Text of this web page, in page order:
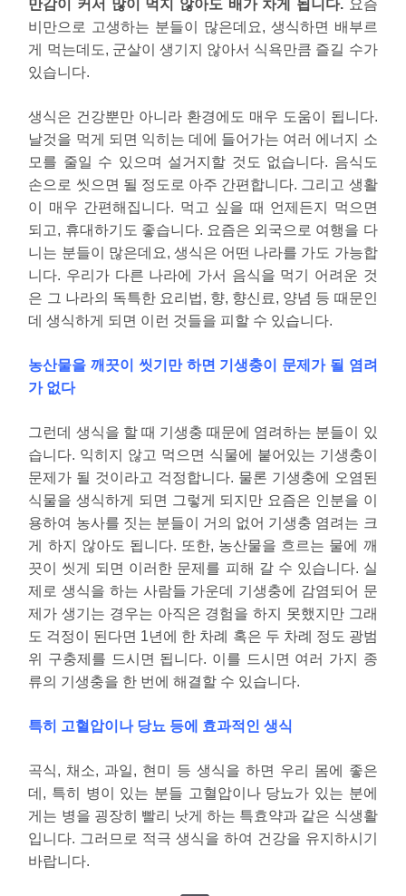
만감이 커서 많이 먹지 않아도 배가 차게 됩니다.요즘
비만으로 고생하는 분들이 많은데요, 생식하면 배부르
게 먹는데도, 군살이 생기지 않아서 식욕만큼 즐길 수가
있습니다.
생식은 건강뿐만 아니라 환경에도 매우 도움이 됩니다.
날것을 먹게 되면 익히는 데에 들어가는 여러 에너지 소
모를 줄일 수 있으며 설거지할 것도 없습니다. 음식도
손으로 씻으면 될 정도로 아주 간편합니다. 그리고 생활
이 매우 간편해집니다. 먹고 싶을 때 언제든지 먹으면
되고, 휴대하기도 좋습니다. 요즘은 외국으로 여행을 다
니는 분들이 많은데요, 생식은 어떤 나라를 가도 가능합
니다. 우리가 다른 나라에 가서 음식을 먹기 어려운 것
은 그 나라의 독특한 요리법, 향, 향신료, 양념 등 때문인
데 생식하게 되면 이런 것들을 피할 수 있습니다.
농산물을 깨끗이 씻기만 하면 기생충이 문제가 될 염려
가 없다
그런데 생식을 할 때 기생충 때문에 염려하는 분들이 있
습니다. 익히지 않고 먹으면 식물에 붙어있는 기생충이
문제가 될 것이라고 걱정합니다. 물론 기생충에 오염된
식물을 생식하게 되면 그렇게 되지만 요즘은 인분을 이
용하여 농사를 짓는 분들이 거의 없어 기생충 염려는 크
게 하지 않아도 됩니다. 또한, 농산물을 흐르는 물에 깨
끗이 씻게 되면 이러한 문제를 피해 갈 수 있습니다. 실
제로 생식을 하는 사람들 가운데 기생충에 감염되어 문
제가 생기는 경우는 아직은 경험을 하지 못했지만 그래
도 걱정이 된다면 1년에 한 차례 혹은 두 차례 정도 광범
위 구충제를 드시면 됩니다. 이를 드시면 여러 가지 종
류의 기생충을 한 번에 해결할 수 있습니다.
특히 고혈압이나 당뇨 등에 효과적인 생식
곡식, 채소, 과일, 현미 등 생식을 하면 우리 몸에 좋은
데, 특히 병이 있는 분들 고혈압이나 당뇨가 있는 분에
게는 병을 굉장히 빨리 낫게 하는 특효약과 같은 식생활
입니다. 그러므로 적극 생식을 하여 건강을 유지하시기
바랍니다.